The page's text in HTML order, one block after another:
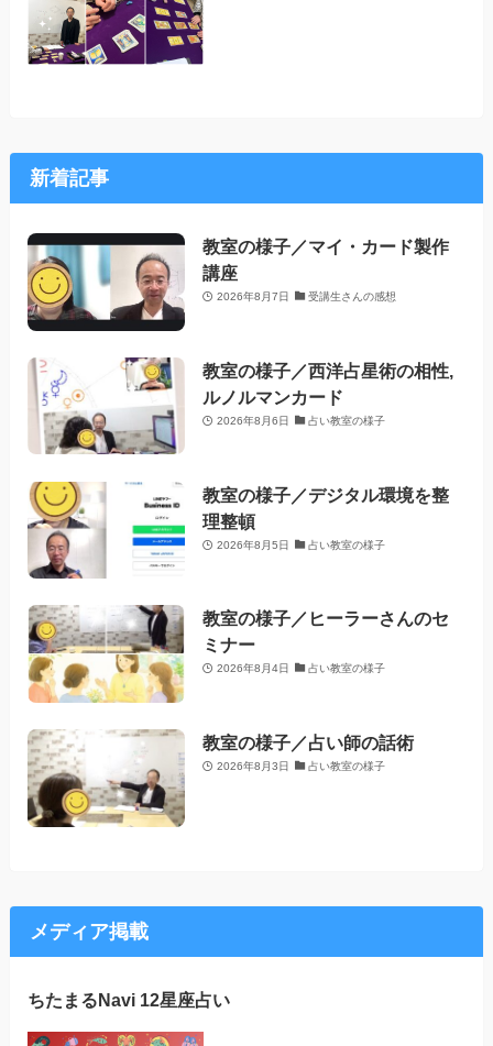
新着記事
教室の様子／マイ・カード製作
講座
2026年8月7日 受講生さんの感想
教室の様子／西洋占星術の相性,
ルノルマンカード
2026年8月6日 占い教室の様子
教室の様子／デジタル環境を整
理整頓
2026年8月5日 占い教室の様子
教室の様子／ヒーラーさんのセ
ミナー
2026年8月4日 占い教室の様子
教室の様子／占い師の話術
2026年8月3日 占い教室の様子
メディア掲載
ちたまるNavi 12星座占い